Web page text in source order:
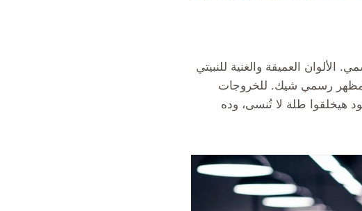
الألوان العميقة والغنية للنبيتي
لمظهر رسمي شيك. للخروجات
هيخلقوا طلة لا تُنسى، وده